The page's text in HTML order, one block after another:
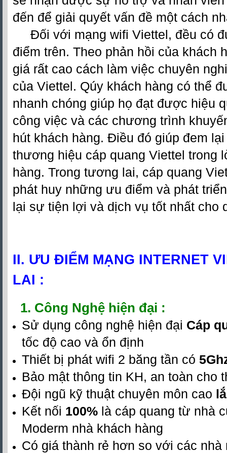
đến để giải quyết vấn đề một cách
Đối với mạng wifi Viettel , đều có
điểm trên. Theo phản hồi của khách
giá rất cao cách làm việc chuyên
của Viettel. Qúy khách hàng có thể
nhanh chóng giúp họ đạt được hiệu
công việc và các chương trình
hút khách hàng. Điều đó giúp đem
thương hiệu cáp quang Viettel trong
hàng. Trong tương lai, cáp quang
phát huy những ưu điểm và phát
lại sự tiện lợi và dịch vụ tốt nhất cho
II. ƯU ĐIỂM MẠNG INTERNET
LAI :
1. Công Nghệ hiện đại :
Sử dụng công nghệ hiện đại Cáp
tốc độ cao và ổn định
Thiết bị phát wifi 2 băng tần có
Bảo mật thông tin KH, an toàn cho
Đội ngũ kỹ thuật chuyên môn cao
Kết nối 100% là cáp quang từ nhà
Moderm nhà khách hàng
Có giá thành rẻ hơn so với các nhà